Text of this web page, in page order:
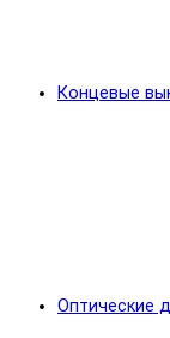
Концевые
Оптические